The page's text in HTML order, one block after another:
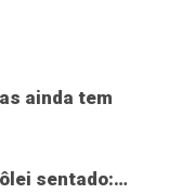
ainda tem
sentado:…